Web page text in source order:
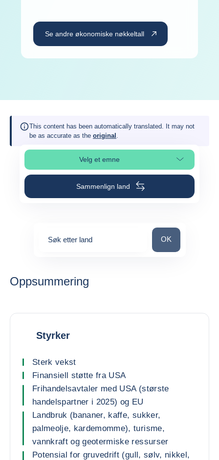
Se andre økonomiske nøkkeltall
This content has been automatically translated. It may not
be as accurate as the original .
Velg et emneVelg avsnitt på siden
Sammenlign land
Søk etter land Søk etter land
OK
Oppsummering
Styrker
Sterk vekst
Finansiell støtte fra USA
Frihandelsavtaler med USA (største
handelspartner i 2025) og EU
Landbruk (bananer, kaffe, sukker,
palmeolje, kardemomme), turisme,
vannkraft og geotermiske ressurser
Potensial for gruvedrift (gull, sølv, nikkel,